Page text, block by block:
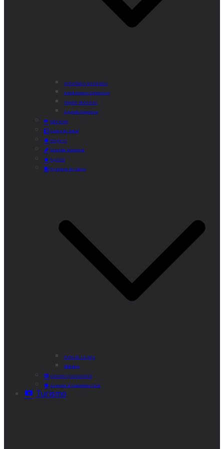
Actividades Semanales
Instalaciones Deportivas
Alquiler Bicicletas
Agenda Deportiva
Educación
Centro de Salud
Mayores
Comedor Municipal
Agenda
Préstamo de Libros
Punto de Lectura
Bibliobús
Velatorio y Cementerio
Atención al Ciudadano CAM
Turismo